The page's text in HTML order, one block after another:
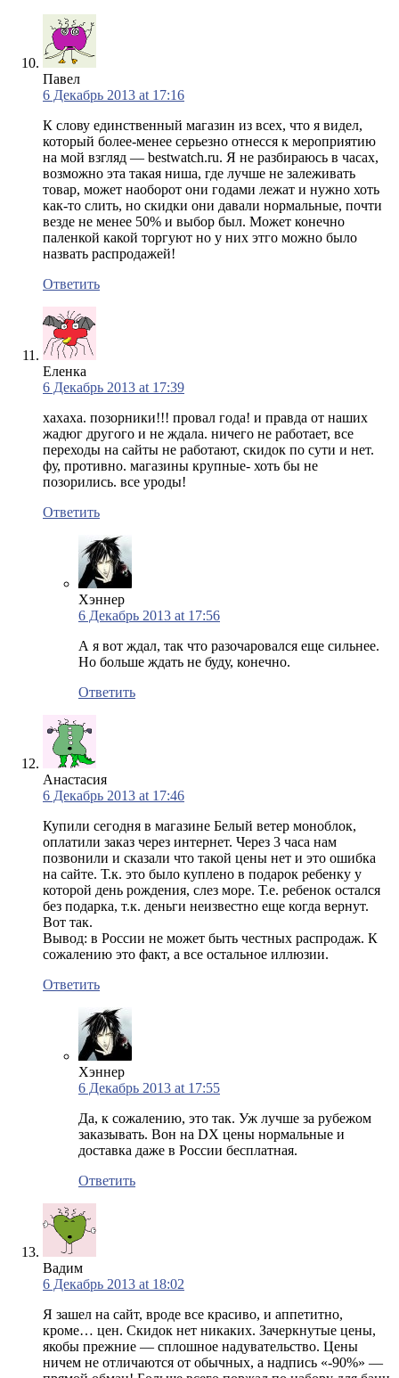
Павел
6 Декабрь 2013 at 17:16
К слову единственный магазин из всех, что я видел,
который более-менее серьезно отнесся к мероприятию
на мой взгляд — bestwatch.ru. Я не разбираюсь в часах,
возможно эта такая ниша, где лучше не залеживать
товар, может наоборот они годами лежат и нужно хоть
как-то слить, но скидки они давали нормальные, почти
везде не менее 50% и выбор был. Может конечно
паленкой какой торгуют но у них этго можно было
назвать распродажей!
Ответить
Еленка
6 Декабрь 2013 at 17:39
хахаха. позорники!!! провал года! и правда от наших
жадюг другого и не ждала. ничего не работает, все
переходы на сайты не работают, скидок по сути и нет.
фу, противно. магазины крупные- хоть бы не
позорились. все уроды!
Ответить
Хэннер
6 Декабрь 2013 at 17:56
А я вот ждал, так что разочаровался еще сильнее.
Но больше ждать не буду, конечно.
Ответить
Анастасия
6 Декабрь 2013 at 17:46
Купили сегодня в магазине Белый ветер моноблок,
оплатили заказ через интернет. Через 3 часа нам
позвонили и сказали что такой цены нет и это ошибка
на сайте. Т.к. это было куплено в подарок ребенку у
которой день рождения, слез море. Т.е. ребенок остался
без подарка, т.к. деньги неизвестно еще когда вернут.
Вот так.
Вывод: в России не может быть честных распродаж. К
сожалению это факт, а все остальное иллюзии.
Ответить
Хэннер
6 Декабрь 2013 at 17:55
Да, к сожалению, это так. Уж лучше за рубежом
заказывать. Вон на DX цены нормальные и
доставка даже в России бесплатная.
Ответить
Вадим
6 Декабрь 2013 at 18:02
Я зашел на сайт, вроде все красиво, и аппетитно,
кроме… цен. Скидок нет никаких. Зачеркнутые цены,
якобы прежние — сплошное надувательство. Цены
ничем не отличаются от обычных, а надпись «-90%» —